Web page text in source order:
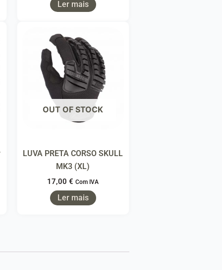
Ler mais
OUT OF STOCK
LUVA PRETA CORSO SKULL
MK3 (XL)
17,00€ Com IVA
Ler mais